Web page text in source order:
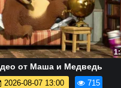
от Маша и Медведь
2026-08-07 13:00 715